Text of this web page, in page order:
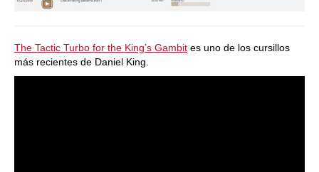
The Tactic Turbo for the King’s Gambit es uno de los cursillos
más recientes de Daniel King.